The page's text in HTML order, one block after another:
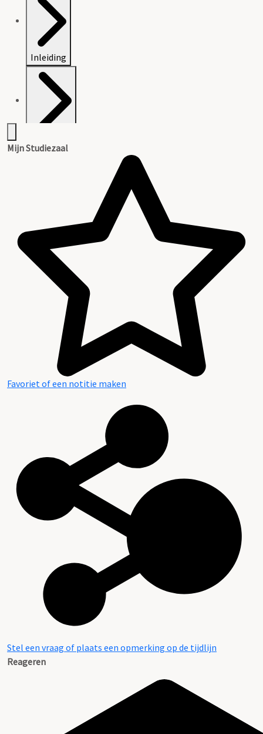
Inleiding
Mijn Studiezaal
Favoriet of een notitie maken
Stel een vraag of plaats een opmerking op de tijdlijn
Reageren